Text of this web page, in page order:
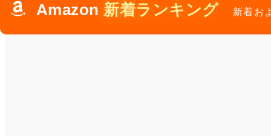
Amazon 新着ランキング 新着お